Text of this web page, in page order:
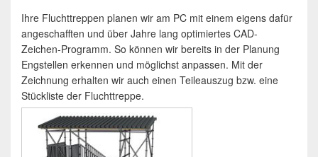
Ihre Fluchttreppen planen wir am PC mit einem eigens dafür
angeschafften und über Jahre lang optimiertes CAD-
Zeichen-Programm. So können wir bereits in der Planung
Engstellen erkennen und möglichst anpassen. Mit der
Zeichnung erhalten wir auch einen Teileauszug bzw. eine
Stückliste der Fluchttreppe.